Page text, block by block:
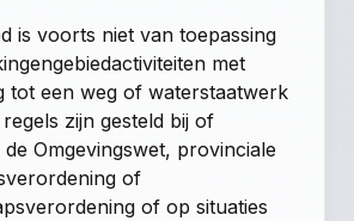
is voorts niet van toepassing
met
tot een weg of waterstaatwerk
zijn gesteld bij of
Omgevingswet, provinciale
of
of op situaties